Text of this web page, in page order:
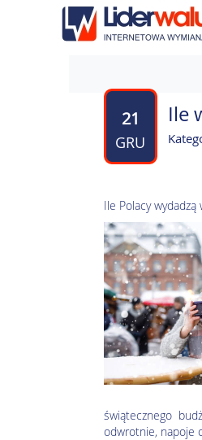
21
GRU
Ile
Ile Polacy
świątecznego
odwrotnie, napoje